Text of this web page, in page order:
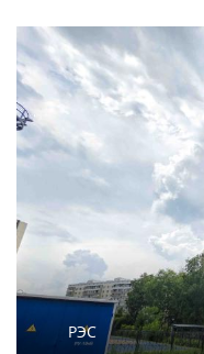
РЭС